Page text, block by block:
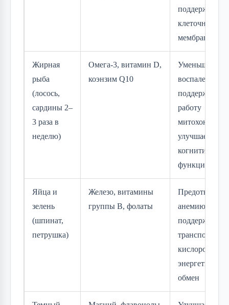
поддерживает
клеточные
мембраны
Жирная
рыба
(лосось,
сардины 2–
3 раза в
неделю)
Омега-3, витамин D,
коэнзим Q10
Уменьшает
воспаление,
поддерживает
работу
митохондрий,
улучшает
когнитивные
функции
Яйца и
зелень
(шпинат,
петрушка)
Железо, витамины
группы B, фолаты
анемию,
поддерживает
транспорт
кислорода и
обмен